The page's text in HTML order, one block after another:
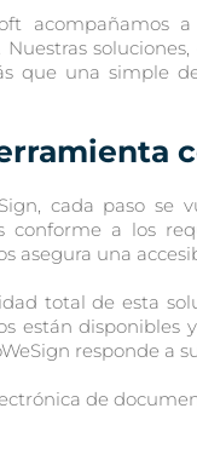
acompañamos
Nuestras
que una simple
cada paso se
conforme a los
asegura una
total de esta
están disponibles
responde a
de